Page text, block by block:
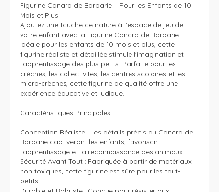
Figurine Canard de Barbarie – Pour les Enfants de 10
Mois et Plus
Ajoutez une touche de nature à l'espace de jeu de
votre enfant avec la Figurine Canard de Barbarie.
Idéale pour les enfants de 10 mois et plus, cette
figurine réaliste et détaillée stimule l'imagination et
l'apprentissage des plus petits. Parfaite pour les
crèches, les collectivités, les centres scolaires et les
micro-crèches, cette figurine de qualité offre une
expérience éducative et ludique.
Caractéristiques Principales :
Conception Réaliste : Les détails précis du Canard de
Barbarie captiveront les enfants, favorisant
l'apprentissage et la reconnaissance des animaux.
Sécurité Avant Tout : Fabriquée à partir de matériaux
non toxiques, cette figurine est sûre pour les tout-
petits.